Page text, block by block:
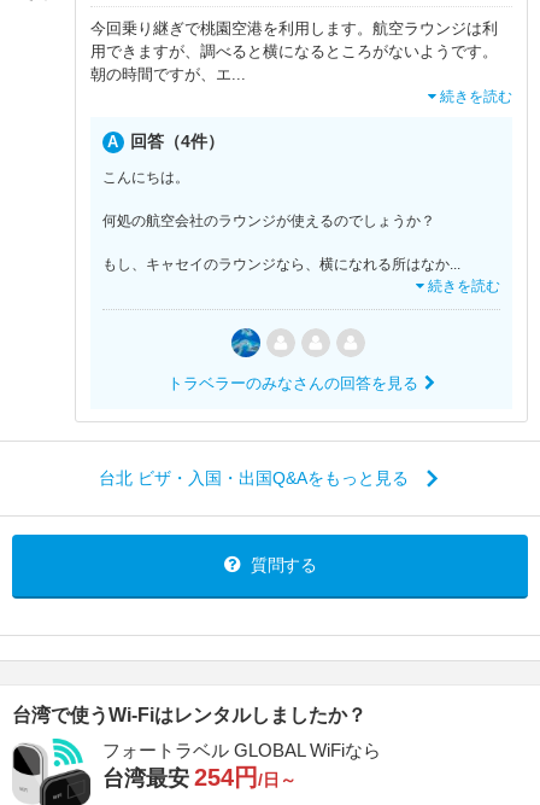
今回乗り継ぎで桃園空港を利用します。航空ラウンジは利
用できますが、調べると横になるところがないようです。
朝の時間ですが、エ
続きを読む
回答（4件）
こんにちは。
何処の航空会社のラウンジが使えるのでしょうか？
もし、キャセイのラウンジなら、横になれる所はなか...
続きを読む
トラベラーのみなさんの回答を見る
台北 ビザ・入国・出国Q&Aをもっと見る
質問する
台湾で使うWi-Fiはレンタルしましたか？
フォートラベル GLOBAL WiFiなら
台湾最安 254円/日～